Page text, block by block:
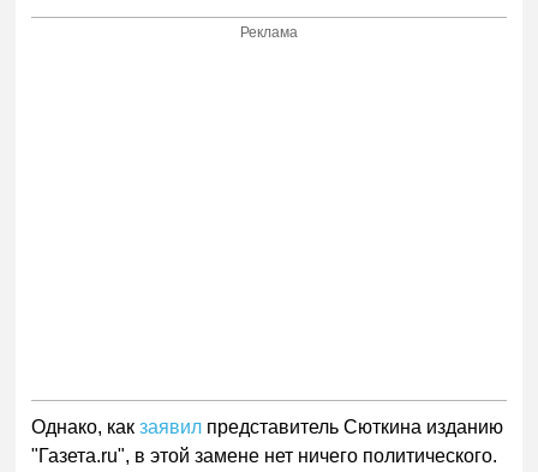
Реклама
Однако, какзаявил представитель Сюткина изданию
"Газета.ru", в этой замене нет ничего политического.